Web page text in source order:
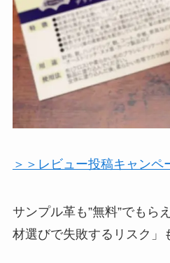
＞＞レビュー投稿キャンペ
サンプル革も”無料”でもら
材選びで失敗するリスク」